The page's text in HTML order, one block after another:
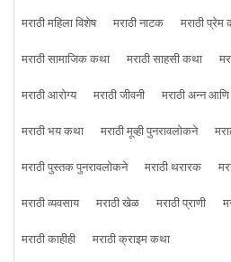
मराठी महिला विशेष
मराठी नाटक मराठी प्रेम
मराठी सामाजिक कथा
मराठी साहसी कथा
मराठी आरोग्य
मराठी जीवनी मराठी अन्न
मराठी भय कथा
मराठी मूव्ही पुनरावलोकने
मराठी पुस्तक पुनरावलोकने
मराठी थरारक
मराठी व्यवसाय
मराठी खेळ मराठी प्राणी
मराठी काहीही
मराठी क्राइम कथा